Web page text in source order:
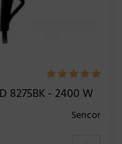
8275BK - 2400 W
Sencor